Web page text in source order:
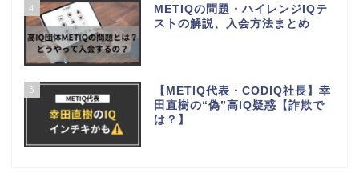
4
METIQの問題・ハイレンジIQテ
ストの解説、入会方法まとめ
5
【METIQ代表・CODIQ社長】幸
田直樹の“偽”高IQ疑惑【詐欺で
は？】